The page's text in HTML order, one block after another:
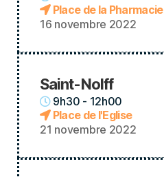
Place de la Pharmacie
16 novembre 2022
Saint-Nolff
9h30 - 12h00
Place de l'Eglise
21 novembre 2022